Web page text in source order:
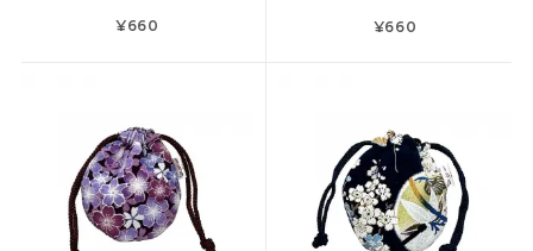
¥660 ¥660